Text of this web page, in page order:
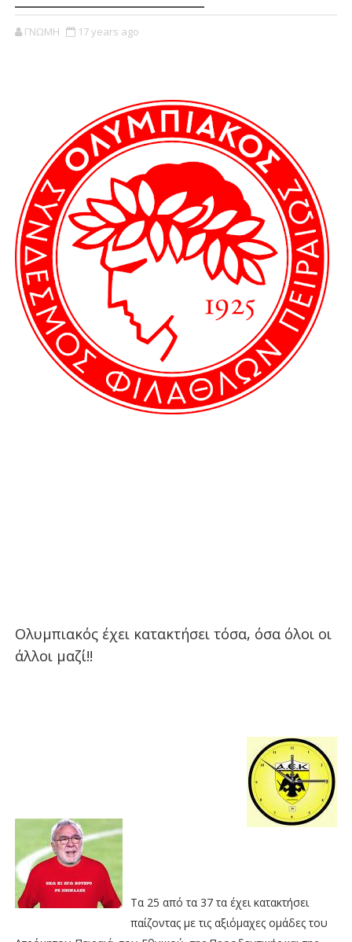
ΓΝΩΜΗ 17 years ago
Ολυμπιακός έχει κατακτήσει τόσα, όσα όλοι οι
άλλοι μαζί!!
Τα 25 από τα 37 τα έχει κατακτήσει
παίζοντας με τις αξιόμαχες ομάδες του